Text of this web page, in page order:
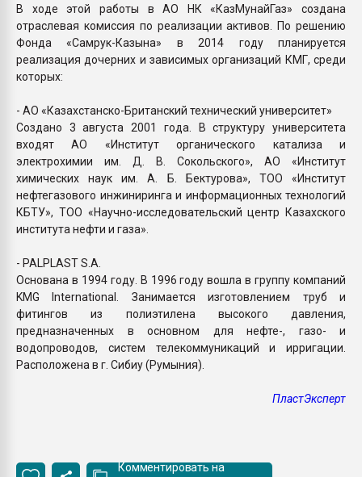
В ходе этой работы в АО НК «КазМунайГаз» создана
отраслевая комиссия по реализации активов. По решению
Фонда «Самрук-Казына» в 2014 году планируется
реализация дочерних и зависимых организаций КМГ, среди
которых:
- АО «Казахстанско-Британский технический университет»
Создано 3 августа 2001 года. В структуру университета
входят АО «Институт органического катализа и
электрохимии им. Д. В. Сокольского», АО «Институт
химических наук им. А. Б. Бектурова», ТОО «Институт
нефтегазового инжиниринга и информационных технологий
КБТУ», ТОО «Научно-исследовательский центр Казахского
института нефти и газа».
- PALPLAST S.A.
Основана в 1994 году. В 1996 году вошла в группу компаний
KMG International. Занимается изготовлением труб и
фитингов из полиэтилена высокого давления,
предназначенных в основном для нефте-, газо- и
водопроводов, систем телекоммуникаций и ирригации.
Расположена в г. Сибиу (Румыния).
ПластЭксперт
Комментировать на